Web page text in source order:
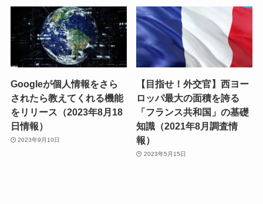
Googleが個人情報をさら
されたら教えてくれる機能
をリリース（2023年8月18
日情報）
2023年9月10日
【目指せ！外交官】西ヨー
ロッパ最大の面積を誇る
「フランス共和国」の基礎
知識（2021年8月調査情
報）
2023年5月15日